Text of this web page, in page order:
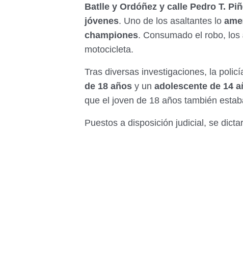
Batlle y Ordóñez y calle Pedro T.
jóvenes. Uno de los asaltantes lo
championes. Consumado el robo,
motocicleta.
Tras diversas investigaciones, la
de 18 años y un adolescente de 14
que el joven de 18 años también
Puestos a disposición judicial, se